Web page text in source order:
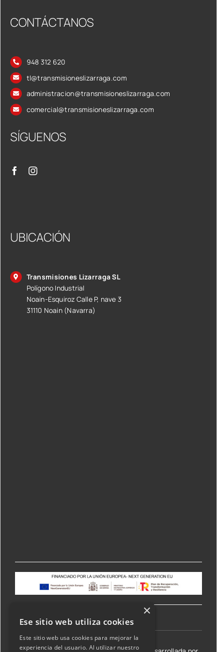
CONTÁCTANOS
948 312 620
tl@transmisioneslizarraga.com
administracion@transmisioneslizarraga.com
comercial@transmisioneslizarraga.com
SÍGUENOS
UBICACIÓN
Transmisiones Lizarraga SL
Polígono Industrial
Noain-Esquiroz Calle P, nave 3
31110 Noain (Navarra)
×
Ese sitio web utiliza cookies
Este sitio web usa cookies para mejorar la
experiencia del usuario. Al utilizar nuestro